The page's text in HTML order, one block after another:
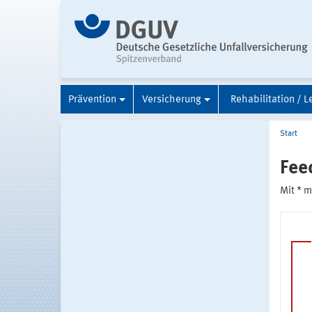
Prävention Versicherung Rehabilitation /
Start
Mit *